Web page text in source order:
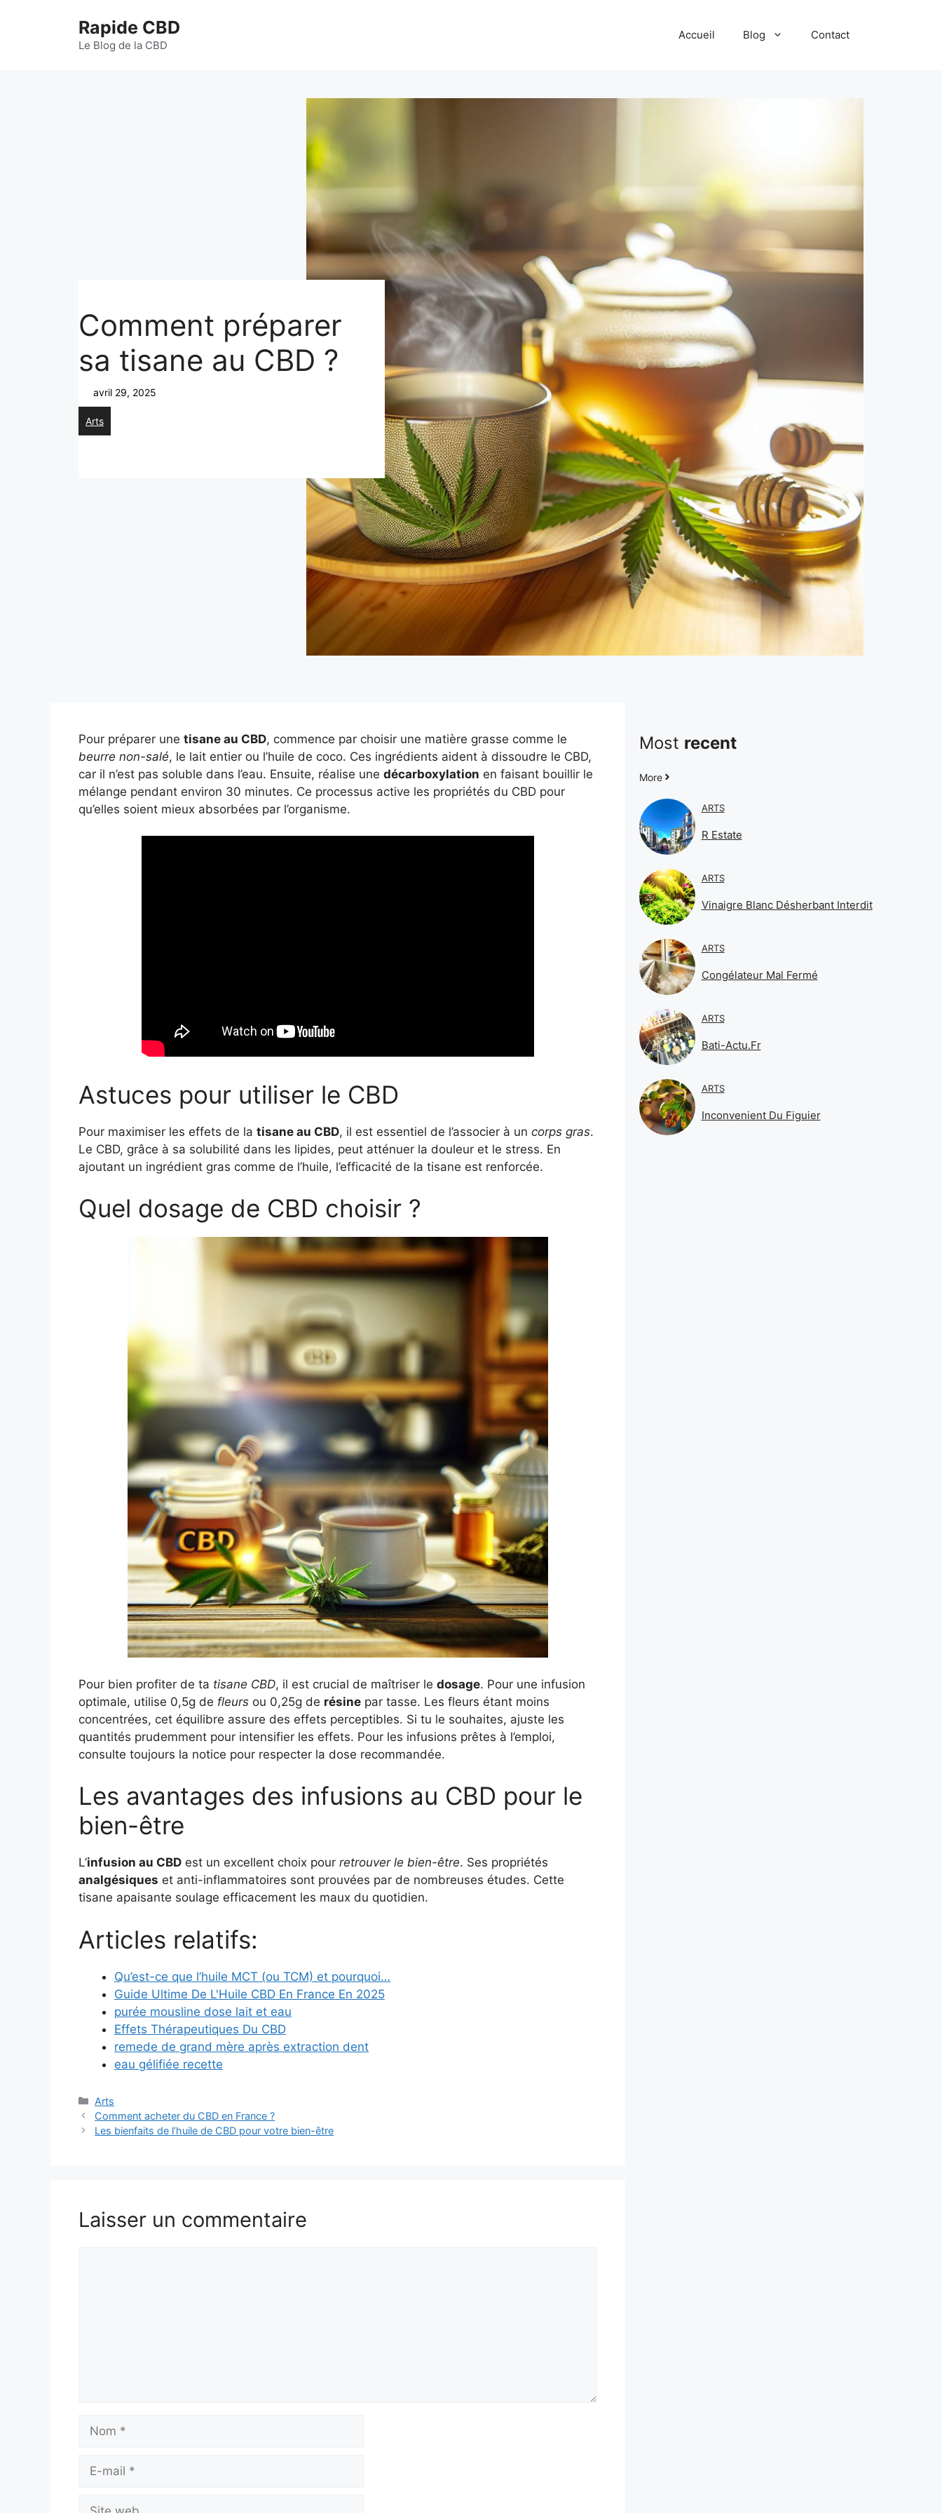
Rapide CBD
Le Blog de la CBD
Accueil Blog Contact
Comment préparer
sa tisane au CBD ?
avril 29, 2025
Arts
Pour préparer une tisane au CBD, commence par choisir une matière grasse comme le
beurre non-salé, le lait entier ou l’huile de coco. Ces ingrédients aident à dissoudre le CBD,
car il n’est pas soluble dans l’eau. Ensuite, réalise une décarboxylation en faisant bouillir le
mélange pendant environ 30 minutes. Ce processus active les propriétés du CBD pour
qu’elles soient mieux absorbées par l’organisme.
Astuces pour utiliser le CBD
Pour maximiser les effets de la tisane au CBD, il est essentiel de l’associer à un corps gras.
Le CBD, grâce à sa solubilité dans les lipides, peut atténuer la douleur et le stress. En
ajoutant un ingrédient gras comme de l’huile, l’efficacité de la tisane est renforcée.
Quel dosage de CBD choisir ?
Pour bien profiter de ta tisane CBD, il est crucial de maîtriser le dosage. Pour une infusion
optimale, utilise 0,5g de fleurs ou 0,25g de résine par tasse. Les fleurs étant moins
concentrées, cet équilibre assure des effets perceptibles. Si tu le souhaites, ajuste les
quantités prudemment pour intensifier les effets. Pour les infusions prêtes à l’emploi,
consulte toujours la notice pour respecter la dose recommandée.
Les avantages des infusions au CBD pour le
bien-être
L’infusion au CBD est un excellent choix pour retrouver le bien-être. Ses propriétés
analgésiques et anti-inflammatoires sont prouvées par de nombreuses études. Cette
tisane apaisante soulage efficacement les maux du quotidien.
Articles relatifs:
Qu’est-ce que l’huile MCT (ou TCM) et pourquoi…
Guide Ultime De L'Huile CBD En France En 2025
purée mousline dose lait et eau
Effets Thérapeutiques Du CBD
remede de grand mère après extraction dent
eau gélifiée recette
Catégories
Arts
Comment acheter du CBD en France ?
Les bienfaits de l’huile de CBD pour votre bien-être
Laisser un commentaire
mail
Most recent
More
ARTS
R Estate
ARTS
Vinaigre Blanc Désherbant Interdit
ARTS
Congélateur Mal Fermé
ARTS
Bati-Actu.fr
ARTS
Inconvenient Du Figuier